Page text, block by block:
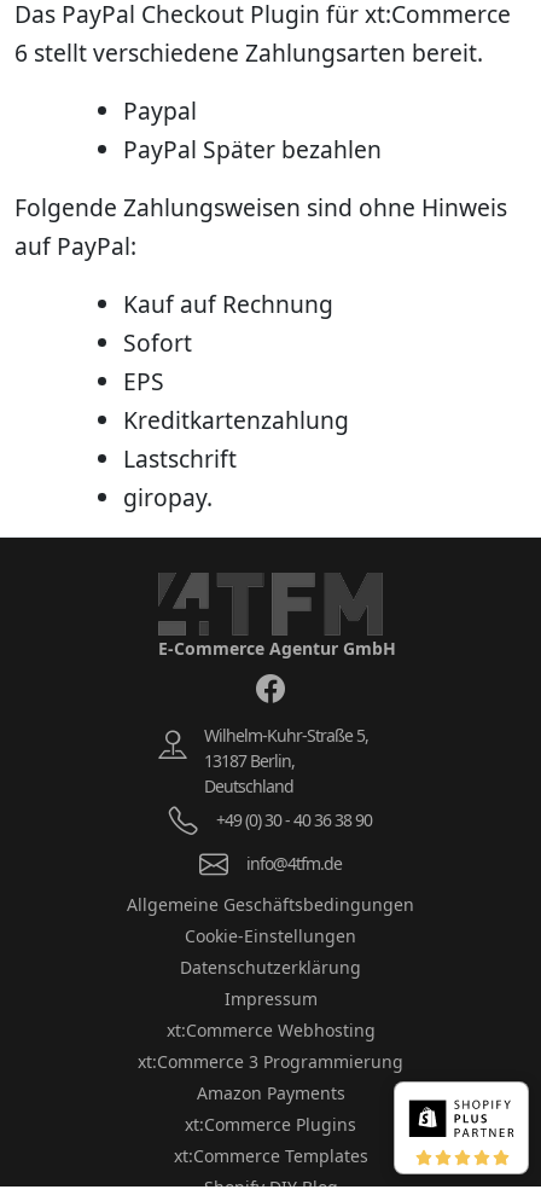
Das PayPal Checkout Plugin für xt:Commerce
6 stellt verschiedene Zahlungsarten bereit.
Paypal
PayPal Später bezahlen
Folgende Zahlungsweisen sind ohne Hinweis
auf PayPal:
Kauf auf Rechnung
Sofort
EPS
Kreditkartenzahlung
Lastschrift
giropay.
E-Commerce Agentur GmbH
Wilhelm-Kuhr-Straße 5,
13187 Berlin,
Deutschland
+49 (0) 30 - 40 36 38 90
info@4tfm.de
Allgemeine Geschäftsbedingungen
Cookie-Einstellungen
Datenschutzerklärung
Impressum
xt:Commerce Webhosting
xt:Commerce 3 Programmierung
Amazon Payments
xt:Commerce Plugins
xt:Commerce Templates
Shopify DIY Blog